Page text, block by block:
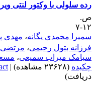
سلولی با وکتور لنتی
۷
محمدی یگانه،مهدی
بتول رحیمی، مرتضی
میراب سمیعی،
(۲۳۶۲۸ مشاهده) |
|